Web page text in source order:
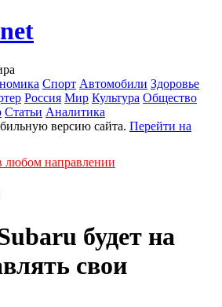
Спорт Автомобили Здоровье
Россия Мир Культура Общество
Статьи Аналитика
версию сайта. Перейти на
любом направлении
будет на
свои